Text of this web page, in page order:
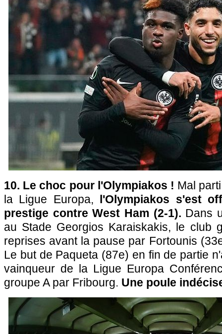
10. Le choc pour l'Olympiakos ! Mal
la Ligue Europa, l'Olympiakos s'est
prestige contre West Ham (2-1). Dans
au Stade Georgios Karaiskakis, le club
reprises avant la pause par Fortounis
Le but de Paqueta (87e) en fin de partie
vainqueur de la Ligue Europa
groupe A par Fribourg. Une poule